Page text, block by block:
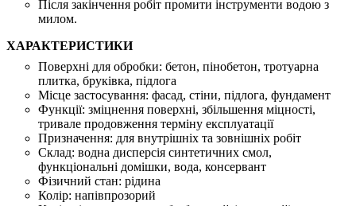
Після закінчення робіт промити інструменти водою з
милом.
ХАРАКТЕРИСТИКИ
Поверхні для обробки: бетон, пінобетон, тротуарна
плитка, бруківка, підлога
Місце застосування: фасад, стіни, підлога, фундамент
Функції: зміцнення поверхні, збільшення міцності,
тривале продовження терміну експлуатації
Призначення: для внутрішніх та зовнішніх робіт
Склад: водна дисперсія синтетичних смол,
функціональні домішки, вода, консервант
Фізичний стан: рідина
Колір: напівпрозорий